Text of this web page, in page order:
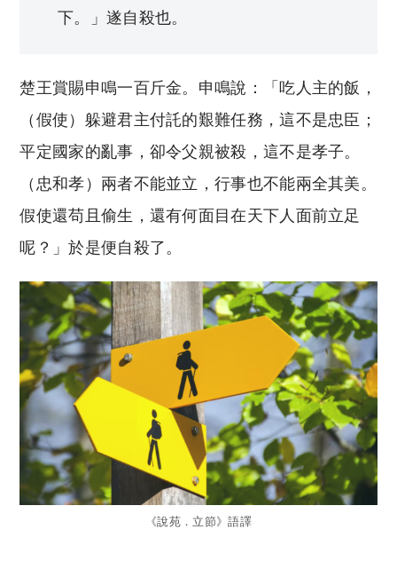
下。」遂自殺也。
楚王賞賜申鳴一百斤金。申鳴說：「吃人主的飯，
（假使）躲避君主付託的艱難任務，這不是忠臣；
平定國家的亂事，卻令父親被殺，這不是孝子。
（忠和孝）兩者不能並立，行事也不能兩全其美。
假使還苟且偷生，還有何面目在天下人面前立足
呢？」於是便自殺了。
《說苑．立節》語譯